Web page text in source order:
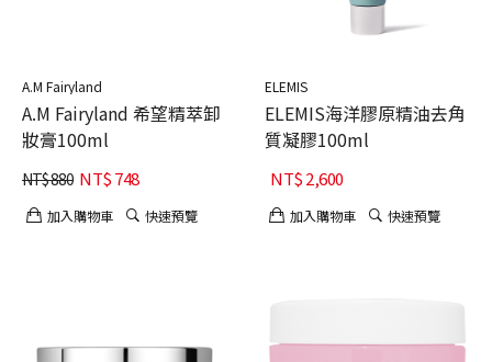
A.M Fairyland
A.M Fairyland 希望精萃卸
妝膏100ml
NT$880 NT$748
加入購物車 快速預覽
ELEMIS
ELEMIS海洋膠原精油去角
質凝膠100ml
NT$2,600
加入購物車 快速預覽